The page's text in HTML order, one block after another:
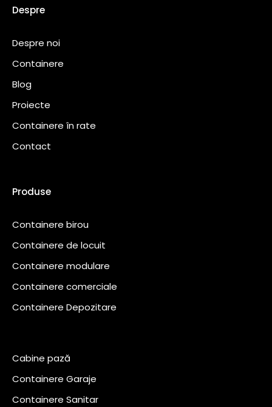
Despre
Despre noi
Containere
Blog
Proiecte
Containere în rate
Contact
Produse
Containere birou
Containere de locuit
Containere modulare
Containere comerciale
Containere Depozitare
Cabine pază
Containere Garaje
Containere Sanitar